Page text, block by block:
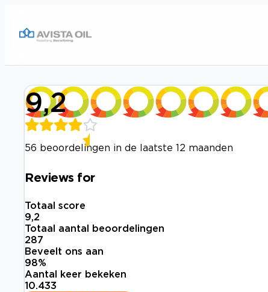
9,2
56 beoordelingen in de laatste 12 maanden
Reviews for
Totaal score
9,2
Totaal aantal beoordelingen
287
Beveelt ons aan
98%
Aantal keer bekeken
10.433